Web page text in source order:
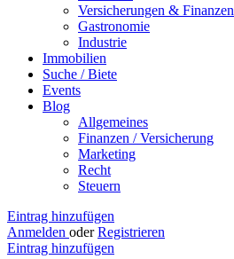
Versicherungen & Finanzen
Gastronomie
Industrie
Immobilien
Suche / Biete
Events
Blog
Allgemeines
Finanzen / Versicherung
Marketing
Recht
Steuern
Eintrag hinzufügen
Anmelden oder Registrieren
Eintrag hinzufügen